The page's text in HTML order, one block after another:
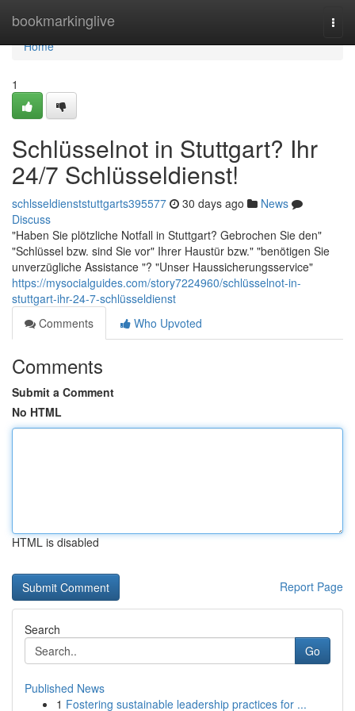
bookmarkinglive
Home
Home
1
Schlüsselnot in Stuttgart? Ihr
24/7 Schlüsseldienst!
schlsseldienststuttgarts395577 30 days ago
News
Discuss
"Haben Sie plötzliche Notfall in Stuttgart? Gebrochen Sie den"
"Schlüssel bzw. sind Sie vor" Ihrer Haustür bzw." "benötigen Sie
unverzügliche Assistance "? "Unser Haussicherungsservice"
https://mysocialguides.com/story7224960/schlüsselnot-in-
stuttgart-ihr-24-7-schlüsseldienst
Comments
Who Upvoted
Comments
Submit a Comment
No HTML
HTML is disabled
Report Page
Search
Go
Published News
1 Fostering sustainable leadership practices for ...